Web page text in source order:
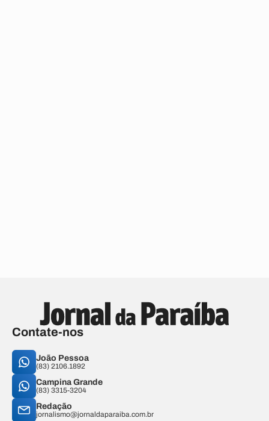
Contate-nos
João Pessoa
(83) 2106.1892
Campina Grande
(83) 3315-3204
Redação
jornalismo@jornaldaparaiba.com.br